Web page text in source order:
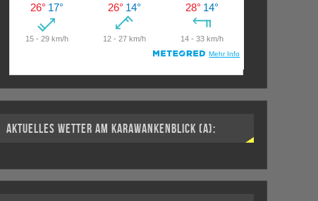
AKTUELLES WETTER AM KARAWANKENBLICK (A):